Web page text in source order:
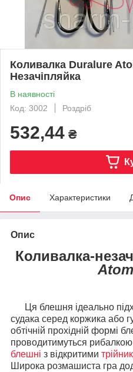
Коливалка Duralure
Незачіпляйка
В наявності
Код: 3002
Роздріб
532,44 ₴
Опис Характеристики
Опис
Коливалка-
Atom
Ця блешня ідеально
судака серед коржика або
обтічній прохідній формі
проводитимуться
блешні з відкритими
Широка розмашиста гра